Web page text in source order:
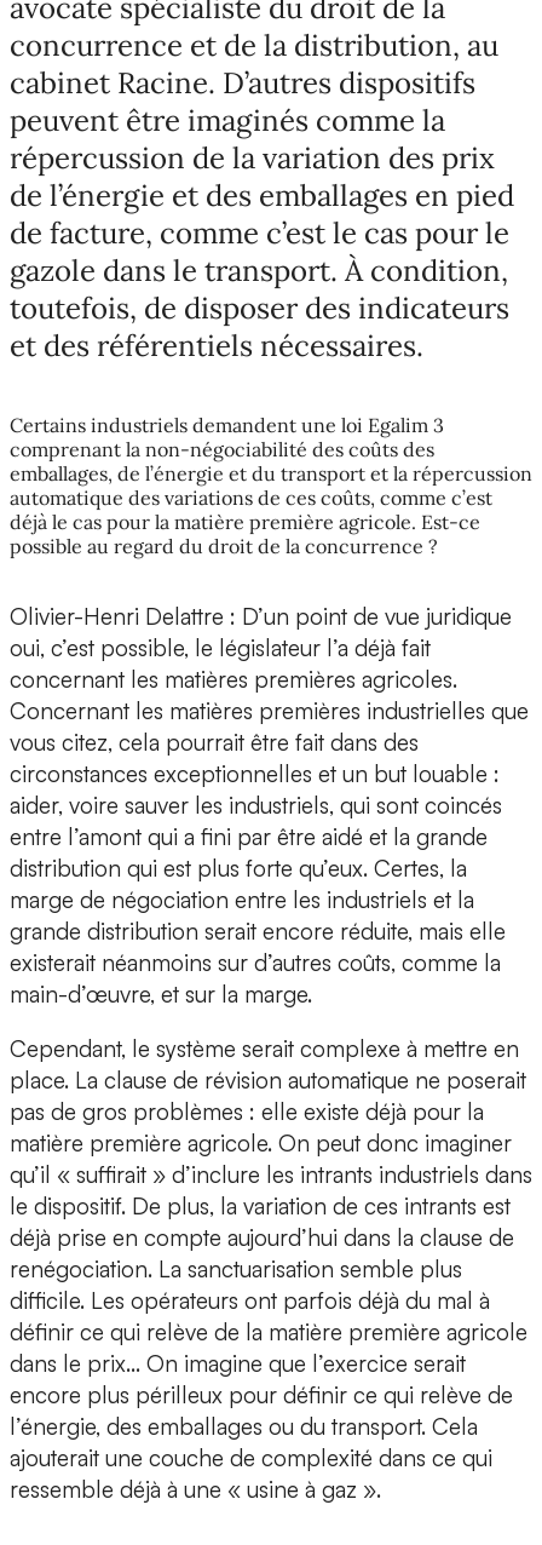
concurrence et de la distribution, au
cabinet Racine. D’autres dispositifs
peuvent être imaginés comme la
répercussion de la variation des prix
de l’énergie et des emballages en pied
de facture, comme c’est le cas pour le
gazole dans le transport. À condition,
toutefois, de disposer des indicateurs
et des référentiels nécessaires.
Certains industriels demandent une loi Egalim 3
comprenant la non-négociabilité des coûts des
emballages, de l’énergie et du transport et la répercussion
automatique des variations de ces coûts, comme c’est
déjà le cas pour la matière première agricole. Est-ce
possible au regard du droit de la concurrence ?
Olivier-Henri Delattre : D’un point de vue juridique
oui, c’est possible, le législateur l’a déjà fait
concernant les matières premières agricoles.
Concernant les matières premières industrielles que
vous citez, cela pourrait être fait dans des
circonstances exceptionnelles et un but louable :
aider, voire sauver les industriels, qui sont coincés
entre l’amont qui a fini par être aidé et la grande
distribution qui est plus forte qu’eux. Certes, la
marge de négociation entre les industriels et la
grande distribution serait encore réduite, mais elle
existerait néanmoins sur d’autres coûts, comme la
main-d’œuvre, et sur la marge.
Cependant, le système serait complexe à mettre en
place. La clause de révision automatique ne poserait
pas de gros problèmes : elle existe déjà pour la
matière première agricole. On peut donc imaginer
qu’il « suffirait » d’inclure les intrants industriels dans
le dispositif. De plus, la variation de ces intrants est
déjà prise en compte aujourd’hui dans la clause de
renégociation. La sanctuarisation semble plus
difficile. Les opérateurs ont parfois déjà du mal à
définir ce qui relève de la matière première agricole
dans le prix… On imagine que l’exercice serait
encore plus périlleux pour définir ce qui relève de
l’énergie, des emballages ou du transport. Cela
ajouterait une couche de complexité dans ce qui
ressemble déjà à une « usine à gaz ».